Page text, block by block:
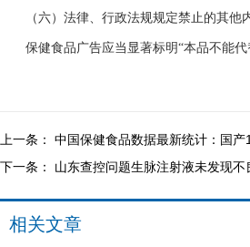
（六）法律、行政法规规定禁止的其他内
保健食品广告应当显著标明“本品不能代
上一条： 中国保健食品数据最新统计：国
下一条： 山东查控问题生脉注射液未发现不
相关文章